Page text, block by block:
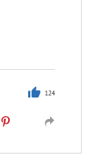
124